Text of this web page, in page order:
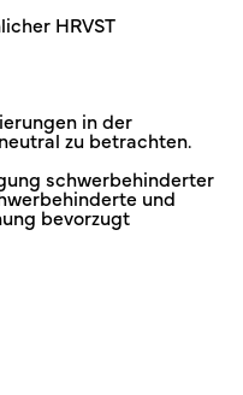
HRVST
in der
zu betrachten.
schwerbehinderter
und
bevorzugt